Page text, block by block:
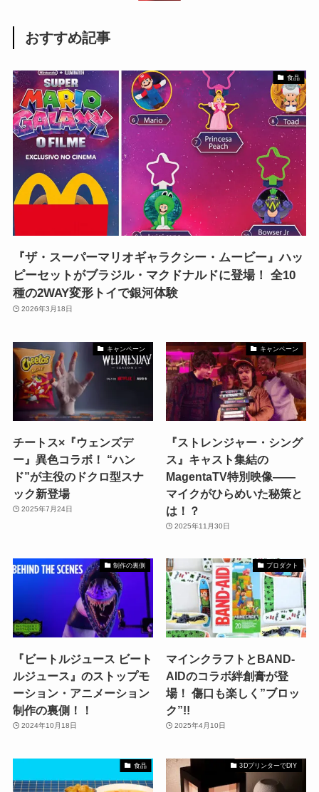
おすすめ記事
食品
『ザ・スーパーマリオギャラクシー・ムービー』ハッ
ピーセットがブラジル・マクドナルドに登場！ 全10
種の2WAY変形トイで銀河体験
2026年3月18日
キャンペーン
チートス×『ウェンズデ
ー』異色コラボ！ “ハン
ド”が主役のドクロ型スナ
ック新登場
2025年7月24日
キャンペーン
『ストレンジャー・シング
ス』キャスト集結の
MagentaTV特別映像——
マイクがひらめいた秘策と
は！？
2025年11月30日
制作の裏側
『ビートルジュース ビート
ルジュース』のストップモ
ーション・アニメーション
制作の裏側！！
2024年10月18日
プロダクト
マインクラフトとBAND-
AIDのコラボ絆創膏が登
場！ 傷口も楽しく”ブロッ
ク”!!
2025年4月10日
食品 3DプリンターでDIY